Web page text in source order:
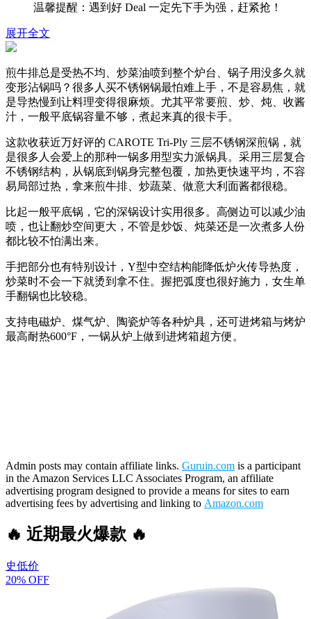
温馨提醒：遇到好 Deal 一定先下手为强，赶紧抢！
展开全文
煎牛排总是受热不均、炒菜油喷到整个炉台、锅子用没多久就
变形沾锅吗？很多人买不锈钢锅最怕难上手，不是容易焦，就
是导热慢到让料理变得很麻烦。尤其平常要煎、炒、炖、收酱
汁，一般平底锅容量不够，煮起来真的很卡手。
这款收获近万好评的 CAROTE Tri-Ply 三层不锈钢深煎锅，就
是很多人会爱上的那种一锅多用型实力派锅具。采用三层复合
不锈钢结构，从锅底到锅身完整包覆，加热更快速平均，不容
易局部过热，拿来煎牛排、炒蔬菜、做意大利面酱都很稳。
比起一般平底锅，它的深锅设计实用很多。高侧边可以减少油
喷，也让翻炒空间更大，不管是炒饭、炖菜还是一次煮多人份
都比较不怕满出来。
手把部分也有特别设计，Y型中空结构能降低炉火传导热度，
炒菜时不会一下就烫到拿不住。握把弧度也很好施力，女生单
手翻锅也比较稳。
支持电磁炉、煤气炉、陶瓷炉等各种炉具，还可进烤箱与烤炉
最高耐热600°F，一锅从炉上做到进烤箱超方便。
Admin posts may contain affiliate links. Guruin.com is a participant
in the Amazon Services LLC Associates Program, an affiliate
advertising program designed to provide a means for sites to earn
advertising fees by advertising and linking to Amazon.com
🔥 近期最火爆款 🔥
史低价
20% OFF